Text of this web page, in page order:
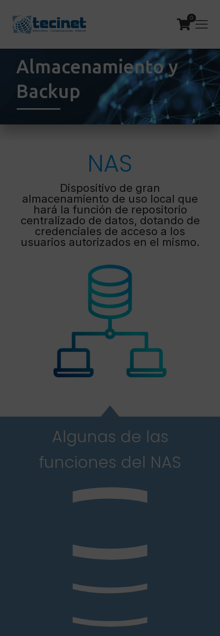
0
Almacenamiento y
Backup
NAS
Dispositivo de gran
almacenamiento de uso local que
hará la función de repositorio
centralizado de datos, dotando de
credenciales de acceso a los
usuarios autorizados en el mismo.
Algunas de las
funciones del NAS